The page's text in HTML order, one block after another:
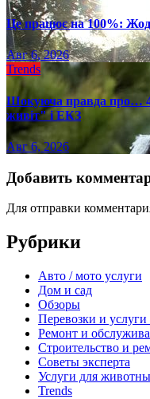
Це працює на 100%:
Авг 6, 2026
Trends
Шокуюча правда про…
живіт" і ЕКЗ
Авг 6, 2026
Добавить
Для отправки
Рубрики
Авто / мото услуги
Дом и сад
Обзоры
Перевозки и
Ремонт и
Строительство и
Советы эксперта
Услуги для
Trends